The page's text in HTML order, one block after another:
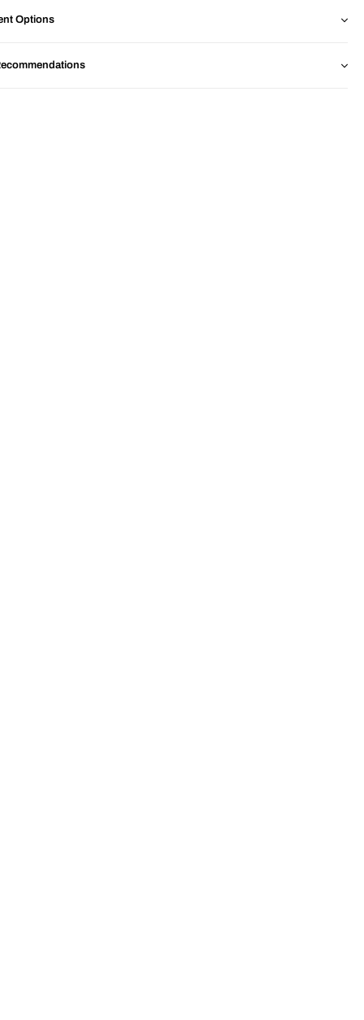
Options